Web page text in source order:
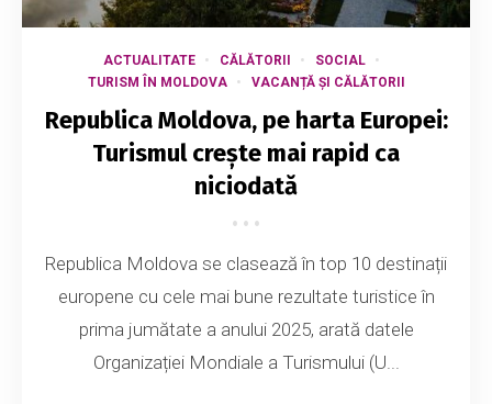
ACTUALITATE CĂLĂTORII
SOCIAL
TURISM ÎN MOLDOVA
VACANȚĂ ȘI CĂLĂTORII
Republica Moldova, pe harta Europei:
Turismul crește mai rapid ca
niciodată
Republica Moldova se clasează în top 10 destinații
europene cu cele mai bune rezultate turistice în
prima jumătate a anului 2025, arată datele
Organizației Mondiale a Turismului (U...